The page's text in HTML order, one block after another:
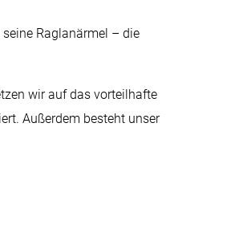
Raglanärmel – die
wir auf das vorteilhafte
Außerdem besteht unser